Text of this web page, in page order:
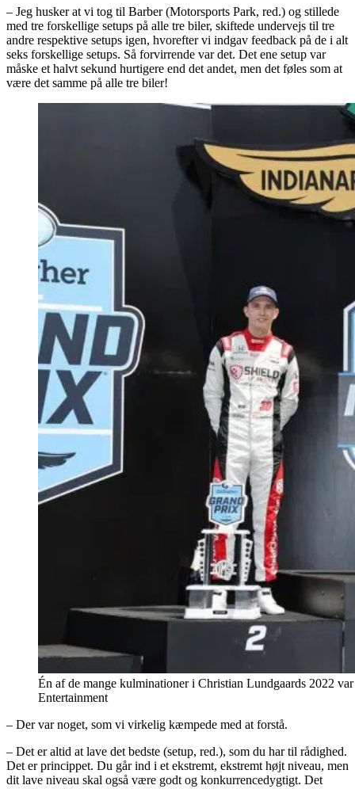
– Jeg husker at vi tog til Barber (Motorsports Park, red.) og stillede
med tre forskellige setups på alle tre biler, skiftede undervejs til tre
andre respektive setups igen, hvorefter vi indgav feedback på de i alt
seks forskellige setups. Så forvirrende var det. Det ene setup var
måske et halvt sekund hurtigere end det andet, men det føles som at
være det samme på alle tre biler!
Én af de mange kulminationer i Christian Lundgaards 2022
Entertainment
– Der var noget, som vi virkelig kæmpede med at forstå.
– Det er altid at lave det bedste (setup, red.), som du har til rådighed.
Det er princippet. Du går ind i et ekstremt, ekstremt højt niveau, men
dit lave niveau skal også være godt og konkurrencedygtigt. Det